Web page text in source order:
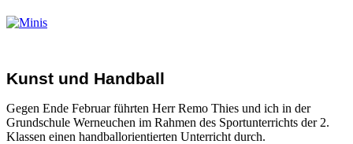
Kunst und Handball
Gegen Ende Februar führten Herr Remo Thies und ich in der
Grundschule Werneuchen im Rahmen des Sportunterrichts der 2.
Klassen einen handballorientierten Unterricht durch.